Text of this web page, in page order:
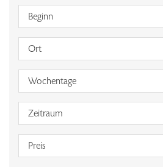
Beginn
Ort
Wochentage
Zeitraum
Preis